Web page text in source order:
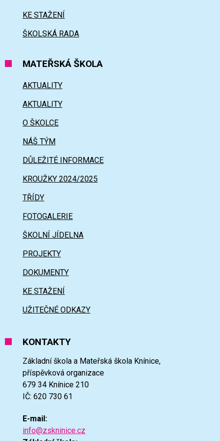
KE STAŽENÍ
ŠKOLSKÁ RADA
MATEŘSKÁ ŠKOLA
AKTUALITY
AKTUALITY
O ŠKOLCE
NÁŠ TÝM
DŮLEŽITÉ INFORMACE
KROUŽKY 2024/2025
TŘÍDY
FOTOGALERIE
ŠKOLNÍ JÍDELNA
PROJEKTY
DOKUMENTY
KE STAŽENÍ
UŽITEČNÉ ODKAZY
KONTAKTY
Základní škola a Mateřská škola Knínice,
příspěvková organizace
679 34 Knínice 210
IČ: 620 730 61
E-mail:
info@zskninice.cz